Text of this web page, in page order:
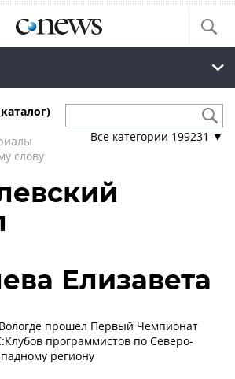
слову
Все категории 199231 ▼
Елизавета
прошел Первый Чемпионат
программистов по Северо-
региону